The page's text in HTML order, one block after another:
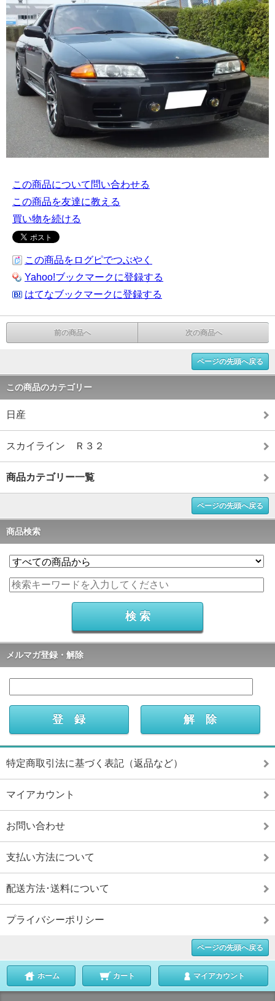
この商品について問い合わせる
この商品を友達に教える
買い物を続ける
この商品をログピでつぶやく
Yahoo!ブックマークに登録する
はてなブックマークに登録する
前の商品へ 次の商品へ
ページの先頭へ戻る
この商品のカテゴリー
日産
スカイライン Ｒ３２
商品カテゴリー一覧
ページの先頭へ戻る
商品検索
メルマガ登録・解除
特定商取引法に基づく表記（返品など）
マイアカウント
お問い合わせ
支払い方法について
配送方法･送料について
プライバシーポリシー
ページの先頭へ戻る
ホーム カート マイアカウント